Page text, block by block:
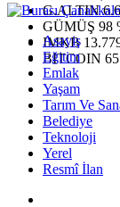
G.ALTIN
GÜMÜŞ 98
IMKB
BITCOIN
Asayiş
Eğitim
Emlak
Yaşam
Tarım Ve
Belediye
Teknoloji
Yerel
Resmî İlan